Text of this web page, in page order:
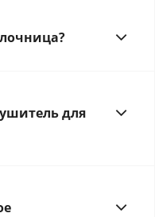
для